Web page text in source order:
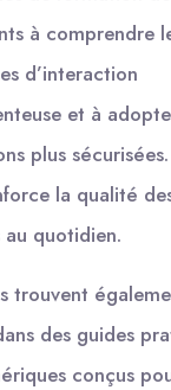
à comprendre
d’interaction
et à
plus
la qualité
quotidien.
trouvent
des guides
conçus